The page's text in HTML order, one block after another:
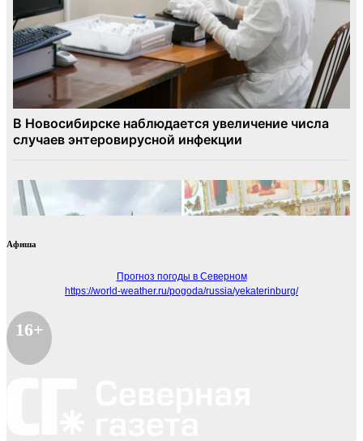
Афиша
Прогноз погоды в Северном
https://world-weather.ru/pogoda/russia/yekaterinburg/
16+